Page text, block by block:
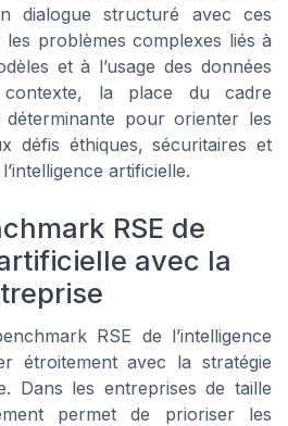
dialogue structuré avec ces
problèmes complexes liés à
et à l’usage des données
la place du cadre
déterminante pour orienter les
défis éthiques, sécuritaires et
artificielle.
RSE de
avec la
RSE de l’intelligence
étroitement avec la stratégie
Dans les entreprises de taille
permet de prioriser les